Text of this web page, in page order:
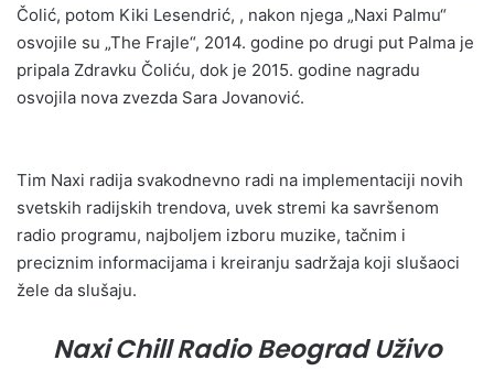
Čolić, potom Kiki Lesendrić, , nakon njega „Naxi Palmu“
osvojile su „The Frajle“, 2014. godine po drugi put Palma je
pripala Zdravku Čoliću, dok je 2015. godine nagradu
osvojila nova zvezda Sara Jovanović.
Tim Naxi radija svakodnevno radi na implementaciji novih
svetskih radijskih trendova, uvek stremi ka savršenom
radio programu, najboljem izboru muzike, tačnim i
preciznim informacijama i kreiranju sadržaja koji slušaoci
žele da slušaju.
Naxi Chill Radio Beograd Uživo